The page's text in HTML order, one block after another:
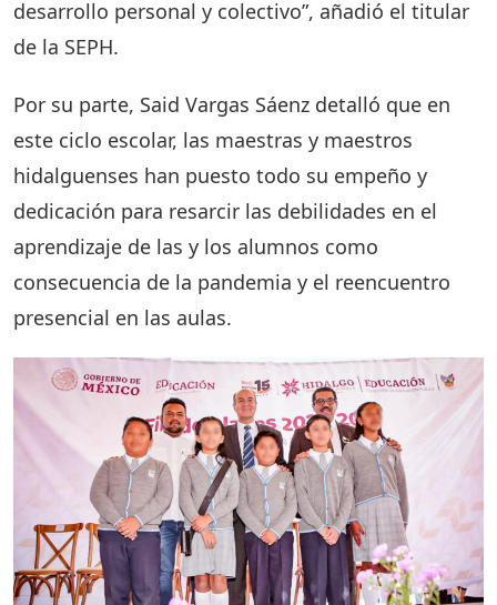
desarrollo personal y colectivo”, añadió el titular
de la SEPH.
Por su parte, Said Vargas Sáenz detalló que en
este ciclo escolar, las maestras y maestros
hidalguenses han puesto todo su empeño y
dedicación para resarcir las debilidades en el
aprendizaje de las y los alumnos como
consecuencia de la pandemia y el reencuentro
presencial en las aulas.